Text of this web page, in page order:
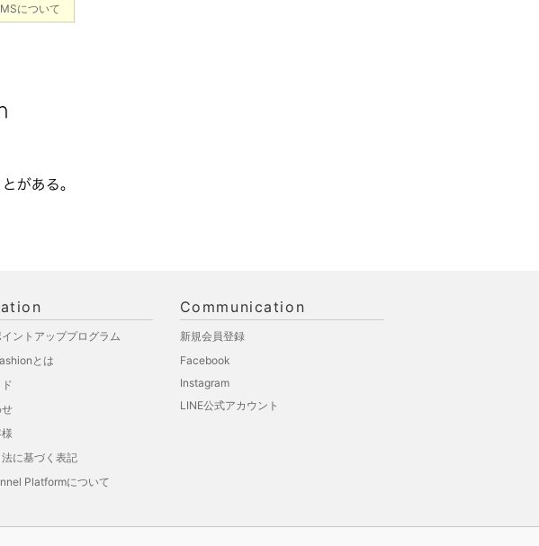
について
ントアッププログラム
とは
に基づく表記
Platformについて
Communication
新規会員登録
Facebook
Instagram
LINE公式アカウント